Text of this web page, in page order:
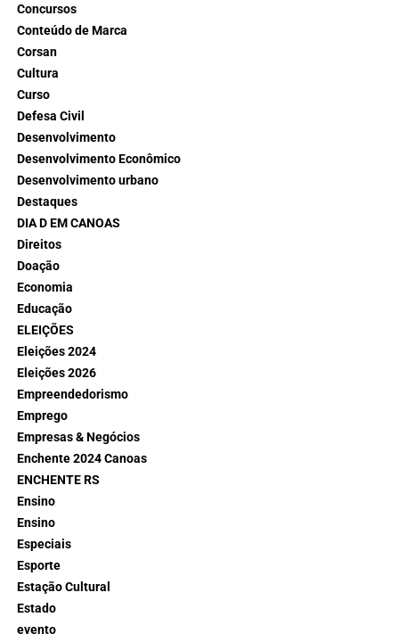
Concursos
Conteúdo de Marca
Corsan
Cultura
Curso
Defesa Civil
Desenvolvimento
Desenvolvimento Econômico
Desenvolvimento urbano
Destaques
DIA D EM CANOAS
Direitos
Doação
Economia
Educação
ELEIÇÕES
Eleições 2024
Eleições 2026
Empreendedorismo
Emprego
Empresas & Negócios
Enchente 2024 Canoas
ENCHENTE RS
Ensino
Ensino
Especiais
Esporte
Estação Cultural
Estado
evento